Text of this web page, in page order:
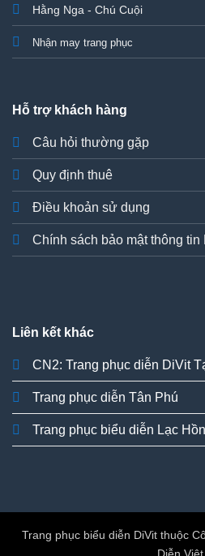
Hằng Nga - Chú Cuội
Nhận may trang phục
Hỗ trợ khách hàng
Câu hỏi thường gặp
Quy định thuê
Điều khoản sử dụng
Chính sách bảo mật thông tin
Liên kết khác
CN2: Trang phục diễn DiVit
Trang phục diễn Tân Phú
Trang phục biểu diễn Lạc
Trang phục biểu diễn DiVit thuộc